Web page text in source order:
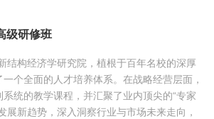
级研修班
结构经济学研究院，植根于百年名校的深厚
个全面的人才培养体系。在战略经营层面，
统的教学课程，并汇聚了业内顶尖的“专家
展新趋势，深入洞察行业与市场未来走向，